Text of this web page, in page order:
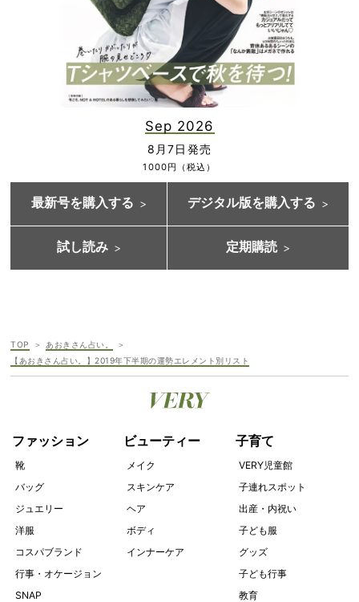
Sep 2026
8月7日発売
1000円（税込）
最新号を購入する デジタル版を購入する
試し読み 定期購読
TOP
あおきさん占い。
【あおきさん占い。】2019年下半期の運勢エレメント別リスト
ファッション
靴
バッグ
ジュエリー
洋服
コスパブランド
行事・オケージョン
SNAP
ビューティー
メイク
スキンケア
ヘア
ボディ
インナーケア
子育て
VERY児童館
子連れスポット
出産・内祝い
子ども服
グッズ
子ども行事
教育